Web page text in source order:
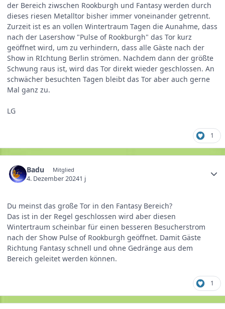
der Bereich ziwschen Rookburgh und Fantasy werden durch
dieses riesen Metalltor bisher immer voneinander getrennt.
Zurzeit ist es an vollen Wintertraum Tagen die Aunahme, dass
nach der Lasershow "Pulse of Rookburgh" das Tor kurz
geöffnet wird, um zu verhindern, dass alle Gäste nach der
Show in RIchtung Berlin strömen. Nachdem dann der größte
Schwung raus ist, wird das Tor direkt wieder geschlossen. An
schwächer besuchten Tagen bleibt das Tor aber auch gerne
Mal ganz zu.
LG
1
Badu Mitglied
4. Dezember 20241 j
Du meinst das große Tor in den Fantasy Bereich?
Das ist in der Regel geschlossen wird aber diesen
Wintertraum scheinbar für einen besseren Besucherstrom
nach der Show Pulse of Rookburgh geöffnet. Damit Gäste
Richtung Fantasy schnell und ohne Gedränge aus dem
Bereich geleitet werden können.
1